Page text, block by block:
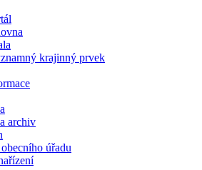
krajinný prvek
archiv
úřadu